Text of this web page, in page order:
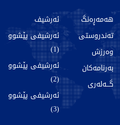
هەمەڕەنگ
تەندروستی
وەرزش
بەرنامەکان
گـــەلەری
ئەرشیف
ئەرشیفی پێشوو
(1)
ئەرشیفی پێشوو
(2)
ئەرشیفی پێشوو
(3)